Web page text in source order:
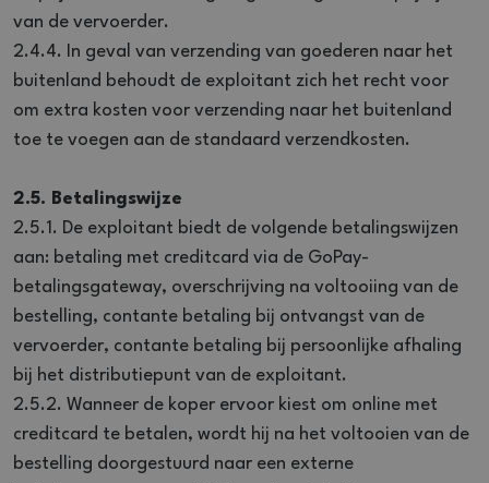
van de vervoerder.
2.4.4. In geval van verzending van goederen naar het
buitenland behoudt de exploitant zich het recht voor
om extra kosten voor verzending naar het buitenland
toe te voegen aan de standaard verzendkosten.
2.5. Betalingswijze
2.5.1. De exploitant biedt de volgende betalingswijzen
aan: betaling met creditcard via de GoPay-
betalingsgateway, overschrijving na voltooiing van de
bestelling, contante betaling bij ontvangst van de
vervoerder, contante betaling bij persoonlijke afhaling
bij het distributiepunt van de exploitant.
2.5.2. Wanneer de koper ervoor kiest om online met
creditcard te betalen, wordt hij na het voltooien van de
bestelling doorgestuurd naar een externe